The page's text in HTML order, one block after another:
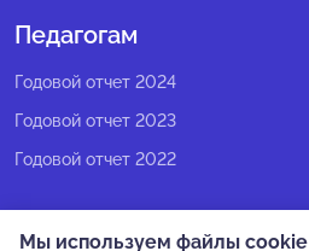
Структура регионального центра
Педагогический состав
Попечительский совет
Экспертный совет
СМИ о нас
Учебные интенсивные сборы
Педагогам
Программы Веги
Программы Сириус
Методические рекомендации
Годовой отчет 2024
Годовой отчет 2023
Годовой отчет 2022
Мы используем файлы cookie